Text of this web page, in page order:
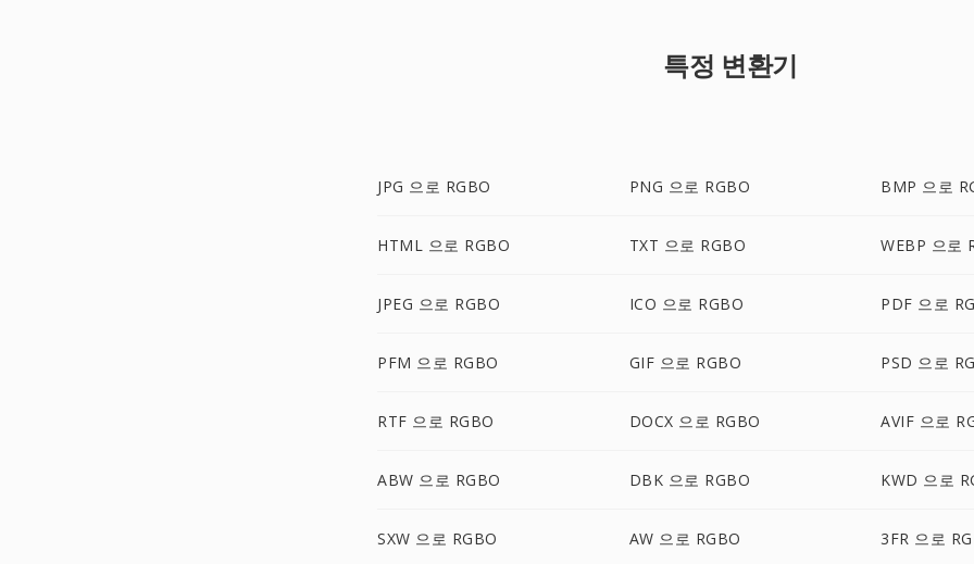
특정 변환기
JPG 으로 RGBO PNG 으로 RGBO BMP 으로
HTML 으로 RGBO TXT 으로 RGBO WEBP 으로
JPEG 으로 RGBO ICO 으로 RGBO PDF 으로
PFM 으로 RGBO GIF 으로 RGBO PSD 으로
RTF 으로 RGBO DOCX 으로 RGBO AVIF 으로
ABW 으로 RGBO DBK 으로 RGBO KWD 으로
SXW 으로 RGBO AW 으로 RGBO 3FR 으로